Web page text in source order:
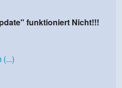
funktioniert Nicht!!!
(...)